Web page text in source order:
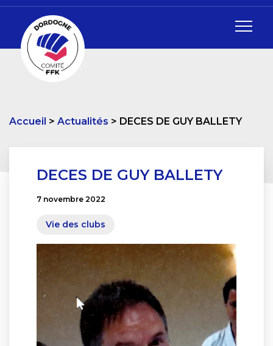
Accueil Actualités DECES DE GUY BALLETY
DECES DE GUY BALLETY
7 novembre 2022
Vie des clubs